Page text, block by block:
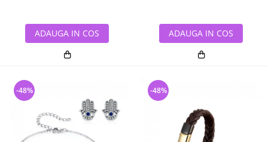
ADAUGA IN COS ADAUGA IN COS
-48% -48%